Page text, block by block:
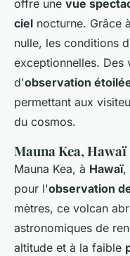
offre une vue
ciel nocturne. Grâce
nulle, les conditions
exceptionnelles. Des
d'observation
permettant aux
du cosmos.
Mauna Kea, Hawaï
Mauna Kea, à Hawaï,
pour l'observation
mètres, ce volcan
astronomiques de
altitude et à la faible